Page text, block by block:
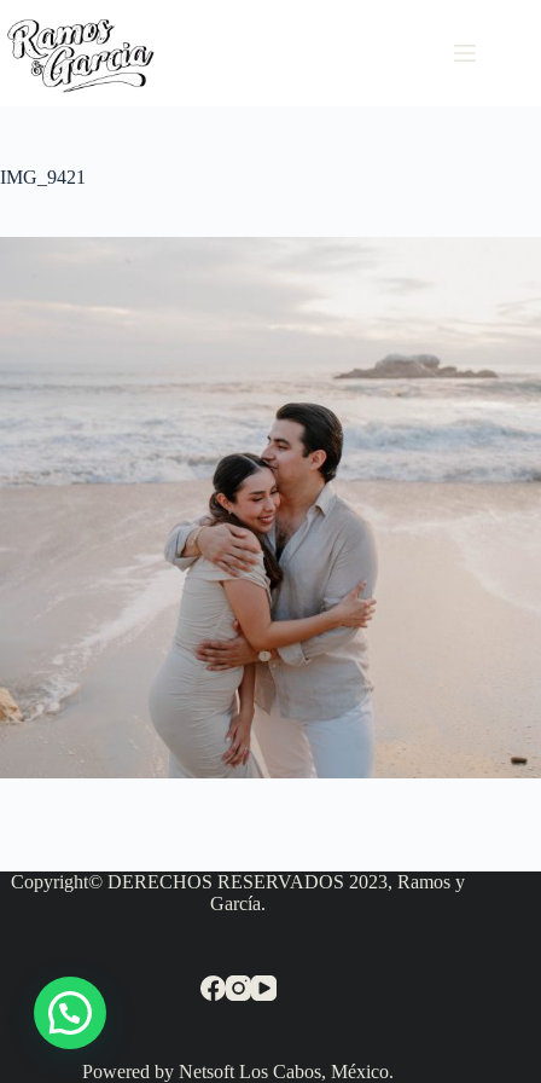
IMG_9421
Copyright© DERECHOS RESERVADOS 2023, Ramos y
García.
Powered by Netsoft Los Cabos, México.